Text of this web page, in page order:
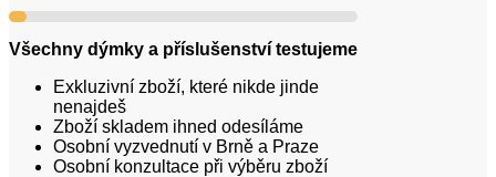
Všechny dýmky a příslušenství testujeme
Exkluzivní zboží, které nikde jinde
nenajdeš
Zboží skladem ihned odesíláme
Osobní vyzvednutí v Brně a Praze
Osobní konzultace při výběru zboží